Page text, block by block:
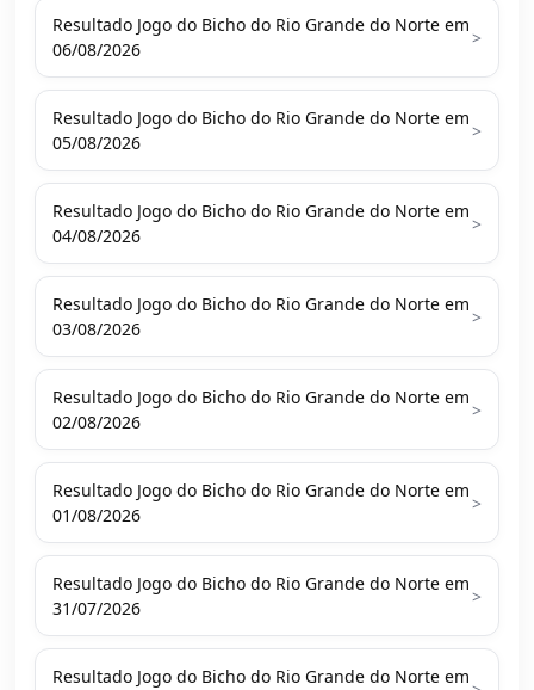
Resultado Jogo do Bicho do Rio Grande do Norte em
06/08/2026
>
Resultado Jogo do Bicho do Rio Grande do Norte em
05/08/2026
>
Resultado Jogo do Bicho do Rio Grande do Norte em
04/08/2026
>
Resultado Jogo do Bicho do Rio Grande do Norte em
03/08/2026
>
Resultado Jogo do Bicho do Rio Grande do Norte em
02/08/2026
>
Resultado Jogo do Bicho do Rio Grande do Norte em
01/08/2026
>
Resultado Jogo do Bicho do Rio Grande do Norte em
31/07/2026
>
Resultado Jogo do Bicho do Rio Grande do Norte em